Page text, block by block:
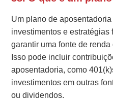
Um plano de
investimentos e
garantir uma fonte de
Isso pode incluir
aposentadoria, como
investimentos em outras
ou dividendos.